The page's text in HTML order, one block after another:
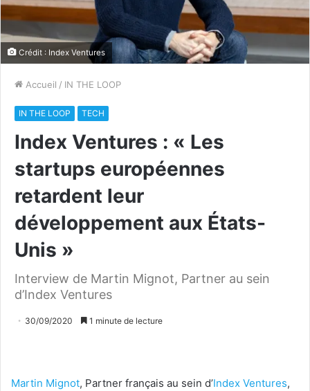
Crédit : Index Ventures
Accueil / IN THE LOOP
IN THE LOOP TECH
Index Ventures : « Les
startups européennes
retardent leur
développement aux États-
Unis »
Interview de Martin Mignot, Partner au sein
d’Index Ventures
30/09/2020 1 minute de lecture
Martin Mignot, Partner français au sein d’Index Ventures,